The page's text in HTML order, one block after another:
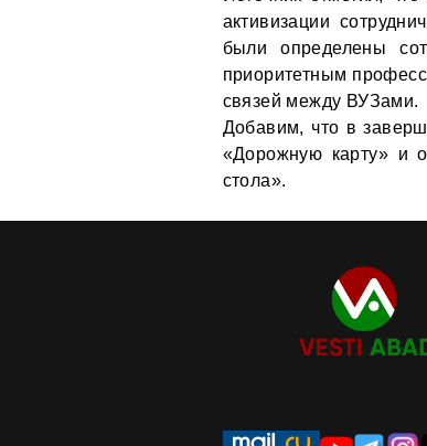
активизации
были определены
приоритетным
связей между ВУЗами.
Добавим, что в
«Дорожную карту» и
стола».